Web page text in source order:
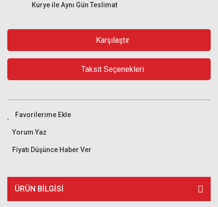
Kurye ile Aynı Gün Teslimat
Karşılaştır
Taksit Seçenekleri
Yorum Yaz
Fiyatı Düşünce Haber Ver
ÜRÜN BILGISI